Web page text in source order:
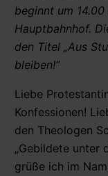
beginnt um
Hauptbahnhof.
den Titel „Aus
bleiben!“
Liebe
Konfessionen!
den Theologen
„Gebildete unter
grüße ich im